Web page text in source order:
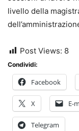
livello della
Post Views: 8
Condividi:
Facebook
X E-
Telegram